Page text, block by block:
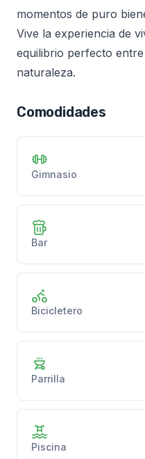
momentos de puro
Vive la experiencia de
equilibrio perfecto
naturaleza.
Comodidades
Gimnasio
Bar
Bicicletero
Parrilla
Piscina